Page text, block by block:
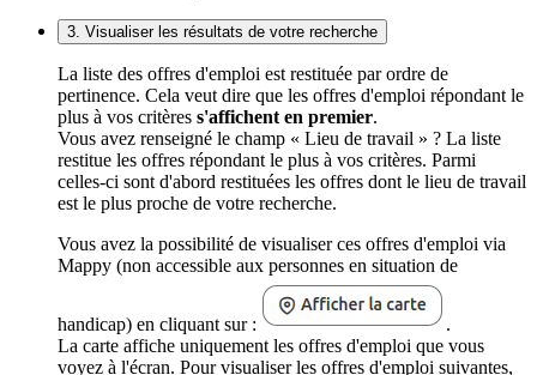
3. Visualiser les résultats de votre recherche
La liste des offres d'emploi est restituée par ordre de
pertinence. Cela veut dire que les offres d'emploi répondant le
plus à vos critères s'affichent en premier.
Vous avez renseigné le champ « Lieu de travail » ? La liste
restitue les offres répondant le plus à vos critères. Parmi
celles-ci sont d'abord restituées les offres dont le lieu de travail
est le plus proche de votre recherche.
Vous avez la possibilité de visualiser ces offres d'emploi via
Mappy (non accessible aux personnes en situation de
handicap) en cliquant sur :
.
La carte affiche uniquement les offres d'emploi que vous
voyez à l'écran. Pour visualiser les offres d'emploi suivantes,